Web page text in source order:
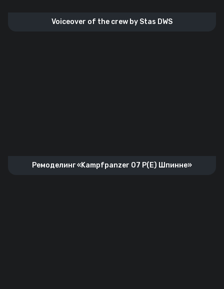
Voiceover of the crew by Stas DWS
Ремоделинг «Kampfpanzer 07 P(E) Шпинне»